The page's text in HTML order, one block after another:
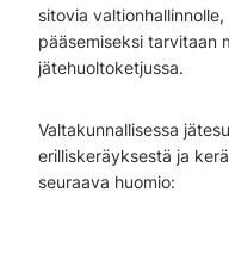
sitovia
pääsemiseksi tarvitaan
jätehuoltoketjussa.
Valtakunnallisessa
erilliskeräyksestä ja
seuraava huomio: